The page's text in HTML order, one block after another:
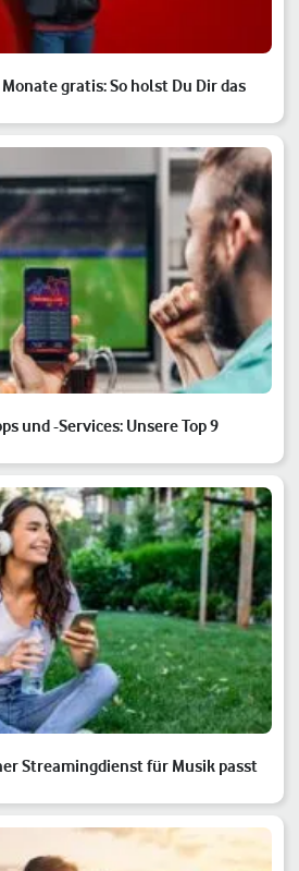
gratis: So holst Du Dir das
und -Services: Unsere Top 9
Streamingdienst für Musik passt